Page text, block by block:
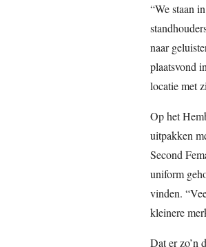
“We staan
naar
plaatsvond
locatie met
Op het
uitpakken
Second
uniform
vinden.
kleinere
Dat er zo’n